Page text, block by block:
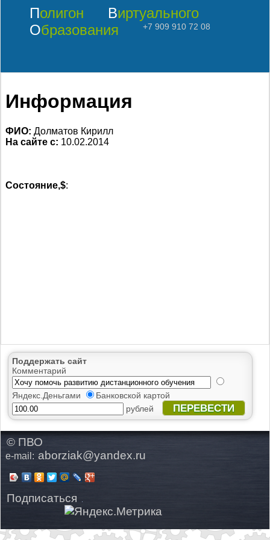
Полигон
Виртуального
Образования
+7 909 910 72 08
Информация
ФИО: Долматов Кирилл
На сайте с: 10.02.2014
Состояние,$:
Поддержать сайт
Комментарий
Яндекс.Деньгами
Банковской картой
рублей
ПЕРЕВЕСТИ
© ПВО
e-mail: aborziak@yandex.ru
Подписаться